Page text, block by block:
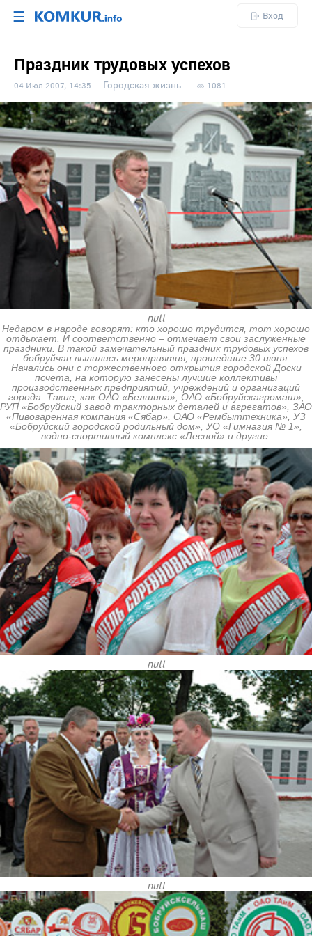
☰ Вход
Праздник трудовых успехов
04 Июл 2007, 14:35 Городская жизнь 1081
null
Недаром в народе говорят: кто хорошо трудится, тот хорошо
отдыхает. И соответственно – отмечает свои заслуженные
праздники. В такой замечательный праздник трудовых успехов
бобруйчан вылились мероприятия, прошедшие 30 июня.
Начались они с торжественного открытия городской Доски
почета, на которую занесены лучшие коллективы
производственных предприятий, учреждений и организаций
города. Такие, как ОАО «Белшина», ОАО «Бобруйскагромаш»,
РУП «Бобруйский завод тракторных деталей и агрегатов», ЗАО
«Пивоваренная компания «Сябар», ОАО «Рембыттехника», УЗ
«Бобруйский городской родильный дом», УО «Гимназия № 1»,
водно-спортивный комплекс «Лесной» и другие.
null
null